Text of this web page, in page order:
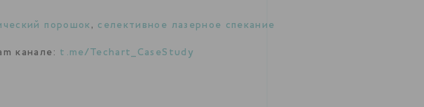
порошок , селективное лазерное спекание
канале: t.me/Techart_CaseStudy